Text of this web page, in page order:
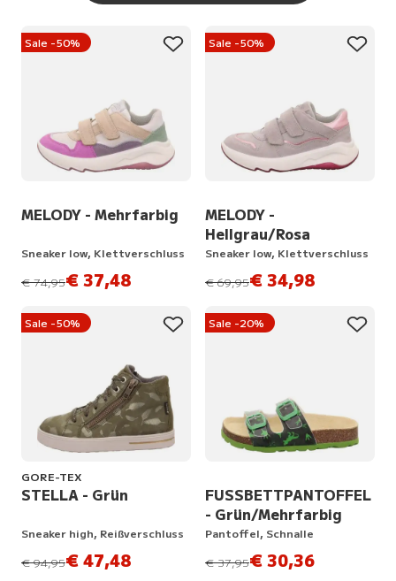
Sale -50%
MELODY - Mehrfarbig
Sneaker low, Klettverschluss
statt
€ 74,95€ 37,48
Sale -50%
MELODY -
Hellgrau/Rosa
Sneaker low, Klettverschluss
statt
€ 69,95€ 34,98
Sale -50%
GORE-TEX
STELLA - Grün
Sneaker high, Reißverschluss
statt
€ 94,95€ 47,48
Sale -20%
FUSSBETTPANTOFFEL
- Grün/Mehrfarbig
Pantoffel, Schnalle
statt
€ 37,95€ 30,36